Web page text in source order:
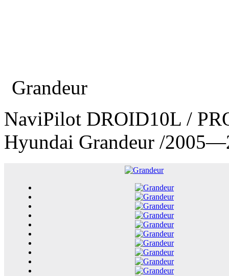
Grandeur
NaviPilot DROID10L /
Hyundai Grandeur /